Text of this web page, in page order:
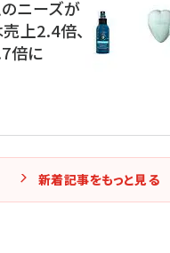
ニーズが
上2.4倍、
倍に
新着記事をもっと見る